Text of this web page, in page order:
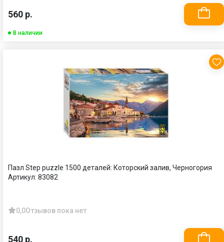
560 р.
В наличии
Пазл Step puzzle 1500 деталей: Которский залив, Черногория
Артикул: 83082
0,0Отзывов пока нет
540 р.